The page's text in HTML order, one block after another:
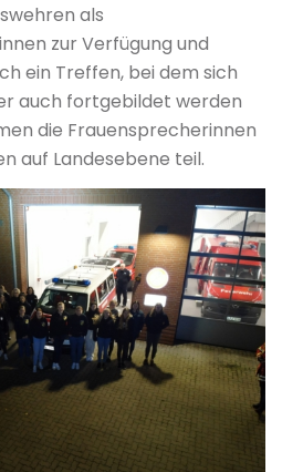
als
zur Verfügung und
ein Treffen, bei dem sich
auch fortgebildet werden
die Frauensprecherinnen
auf Landesebene teil.